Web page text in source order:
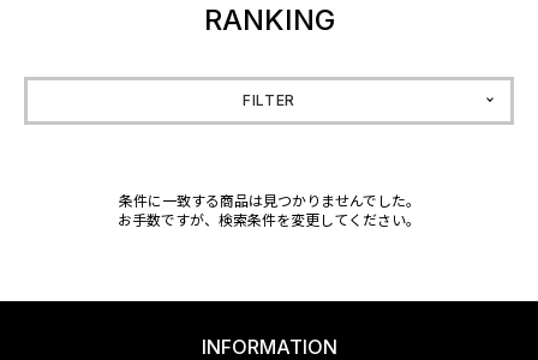
RANKING
FILTER
条件に一致する商品は見つかりませんでした。
お手数ですが、検索条件を変更してください。
INFORMATION